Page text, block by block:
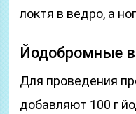
локтя в ведро, а
Йодобромные
Для проведения
добавляют 100 г